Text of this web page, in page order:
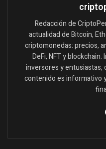
Redacción de
actualidad de Bitcoin,
criptomonedas: precios,
DeFi, NFT y
inversores y entusiastas,
contenido es informativo